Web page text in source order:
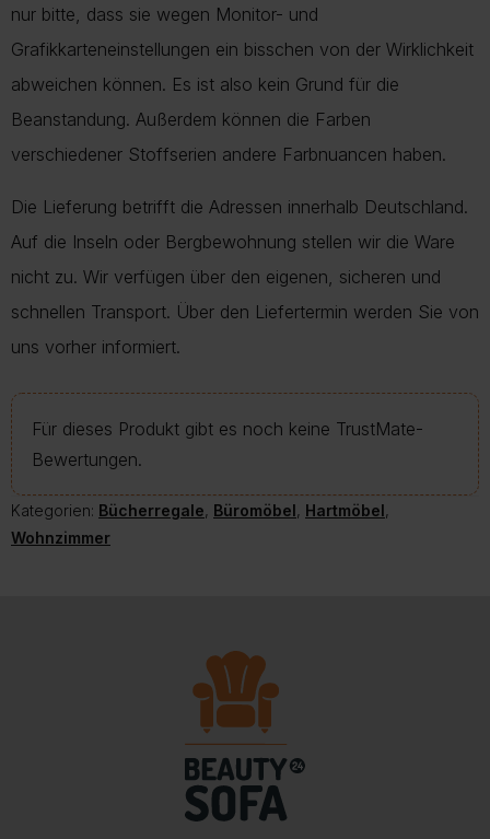
nur bitte, dass sie wegen Monitor- und
Grafikkarteneinstellungen ein bisschen von der Wirklichkeit
abweichen können. Es ist also kein Grund für die
Beanstandung. Außerdem können die Farben
verschiedener Stoffserien andere Farbnuancen haben.
Die Lieferung betrifft die Adressen innerhalb Deutschland.
Auf die Inseln oder Bergbewohnung stellen wir die Ware
nicht zu. Wir verfügen über den eigenen, sicheren und
schnellen Transport. Über den Liefertermin werden Sie von
uns vorher informiert.
Für dieses Produkt gibt es noch keine TrustMate-
Bewertungen.
Kategorien: Bücherregale, Büromöbel, Hartmöbel,
Wohnzimmer